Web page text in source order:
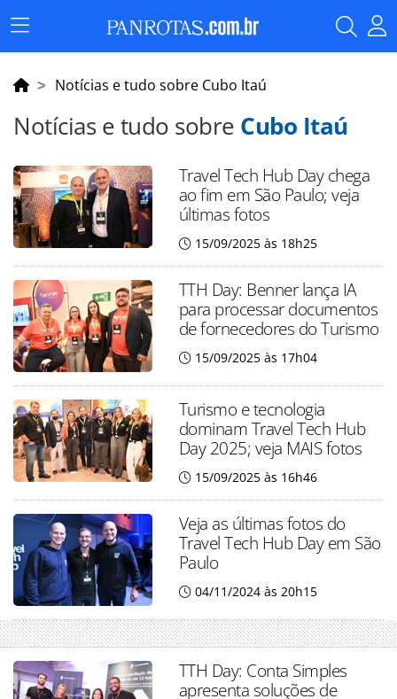
Menu
Principal
Notícias e tudo sobre Cubo Itaú
Notícias e tudo sobre Cubo Itaú
Travel Tech Hub Day chega
ao fim em São Paulo; veja
últimas fotos
15/09/2025 às 18h25
TTH Day: Benner lança IA
para processar documentos
de fornecedores do Turismo
15/09/2025 às 17h04
Turismo e tecnologia
dominam Travel Tech Hub
Day 2025; veja MAIS fotos
15/09/2025 às 16h46
Veja as últimas fotos do
Travel Tech Hub Day em São
Paulo
04/11/2024 às 20h15
TTH Day: Conta Simples
apresenta soluções de